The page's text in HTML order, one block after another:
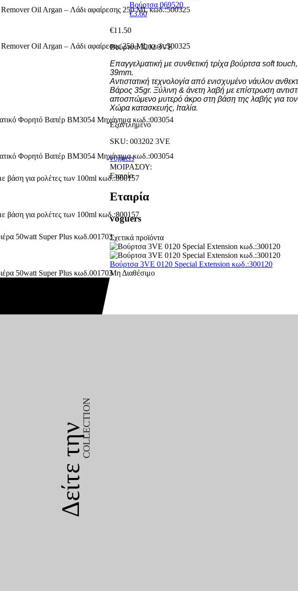
Δείτε τηνCOLLECTION
Δείτε τηνCOLLECTION
Βούρτσα 069520
€3.60
€11.50
Βούρτσα 3202 3VE
Επαγγελματική με συνθετική τρίχα βούρτσα soft
39mm.
Αντιστατική τεχνολογία από ενισχυμένο νάυλον
Βάρος 35gr. Ξύλινη & άνετη λαβή με επίστρωση
αποσπώμενο μυτερό άκρο στη βάση της λαβής για
Χώρα κατασκευής, Ιταλία.
Εξαντλημένο
SKU: 003202 3VE
voguers
ΜΟΙΡΑΣΟΥ:
Εταιρία
Εταιρία
voguers
Σχετικά προϊόντα
Βούρτσα 3VE 0120 Special Extension κωδ.:300120
Μη Διαθέσιμο